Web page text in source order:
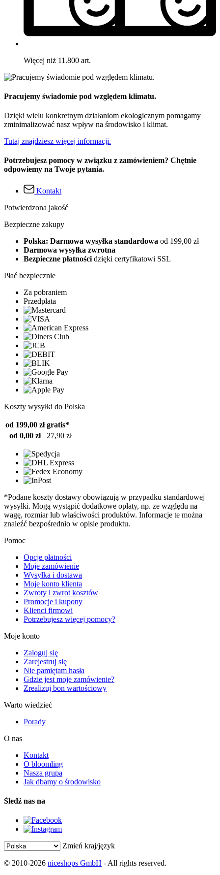
Więcej niż 11.800 art.
Pracujemy świadomie pod względem klimatu.
Dzięki wielu konkretnym działaniom ekologicznym pomagamy
zminimalizować nasz wpływ na środowisko i klimat.
Tutaj znajdziesz więcej informacji.
Potrzebujesz pomocy w związku z zamówieniem? Chętnie
odpowiemy na Twoje pytania.
Kontakt
Potwierdzona jakość
Bezpieczne zakupy
Polska: Darmowa wysyłka standardowa od 199,00 zł
Darmowa wysyłka zwrotna
Bezpieczne płatności dzięki certyfikatowi SSL
Płać bezpiecznie
Za pobraniem
Przedpłata
Koszty wysyłki do Polska
od 199,00 zł gratis*
od 0,00 zł
27,90 zł
*Podane koszty dostawy obowiązują w przypadku standardowej
wysyłki. Mogą wystąpić dodatkowe opłaty, np. ze względu na
wagę, rozmiar lub właściwości produktów. Informacje te można
znaleźć bezpośrednio w opisie produktu.
Pomoc
Opcje płatności
Moje zamówienie
Wysyłka i dostawa
Moje konto klienta
Zwroty i zwrot kosztów
Promocje i kupony
Klienci firmowi
Potrzebujesz więcej pomocy?
Moje konto
Zaloguj się
Zarejestruj się
Nie pamiętam hasła
Gdzie jest moje zamówienie?
Zrealizuj bon wartościowy
Warto wiedzieć
Porady
O nas
Kontakt
O bloomling
Nasza grupa
Jak dbamy o środowisko
Śledź nas na
Zmień kraj/język
© 2010-2026 niceshops GmbH - All rights reserved.